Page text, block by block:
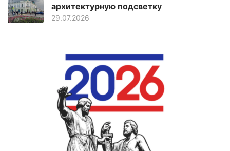
архитектурную подсветку
29.07.2026